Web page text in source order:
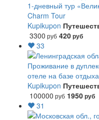
1-дневный тур
Charm Tour
Kupikupon
3300 руб 420руб
33
Проживание в
отеле на базе
Kupikupon
100000 руб 1950руб
31